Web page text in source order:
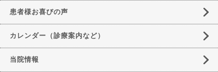
患者様お喜びの声
カレンダー（診療案内など）
当院情報